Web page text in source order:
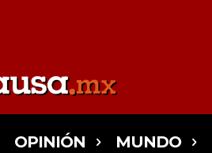
OPINIÓN MUNDO